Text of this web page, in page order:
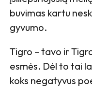
buvimas kartu
gyvumo.
Tigro – tavo ir
esmės. Dėl to tai
koks negatyvus